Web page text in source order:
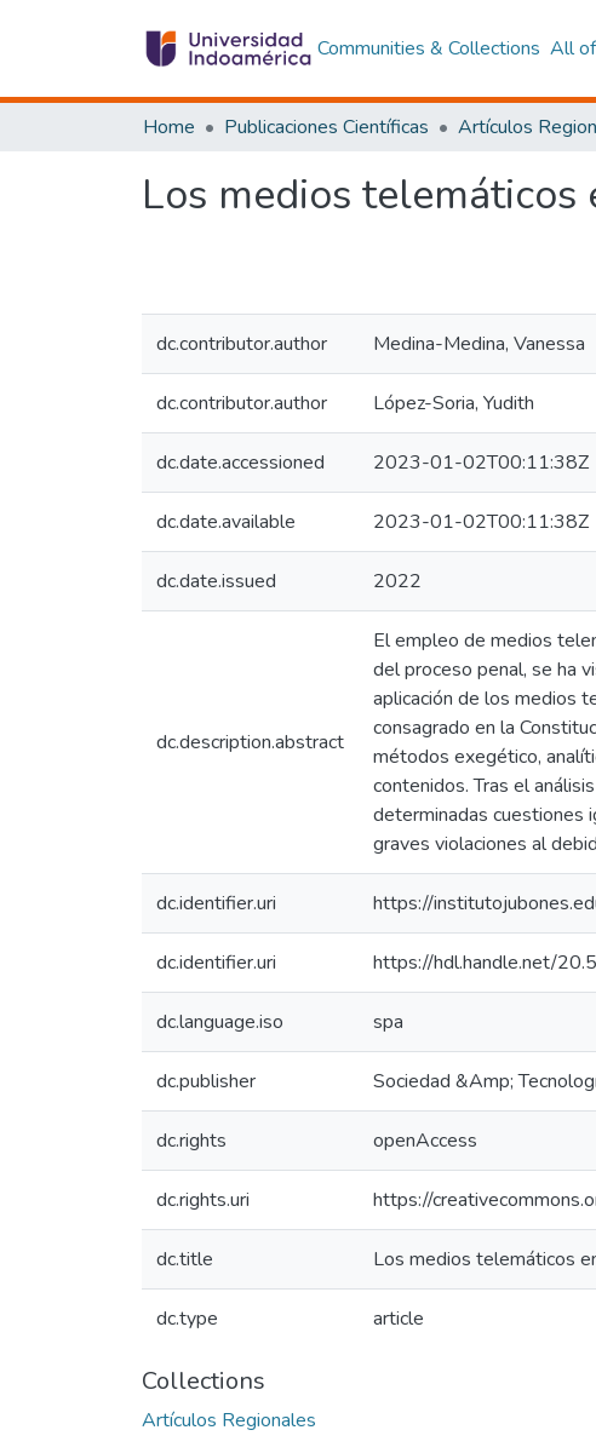
Communities & Collections All
Home Publicaciones Científicas Artículos
Los medios
dc.contributor.author Medina-Medina, Vanessa
dc.contributor.author López-Soria, Yudith
dc.date.accessioned 2023-01-02T00:11:38Z
dc.date.available 2023-01-02T00:11:38Z
dc.date.issued 2022
dc.description.abstract
El empleo de medios
del proceso penal, se ha
aplicación de los medios
consagrado en la
métodos exegético,
contenidos. Tras el
determinadas cuestiones
graves violaciones al
dc.identifier.uri https://
dc.identifier.uri https://hdl.handle.net/
dc.language.iso spa
dc.publisher Sociedad &Amp;
dc.rights openAccess
dc.rights.uri https://
dc.title Los medios telemáticos
dc.type article
Collections
Artículos Regionales